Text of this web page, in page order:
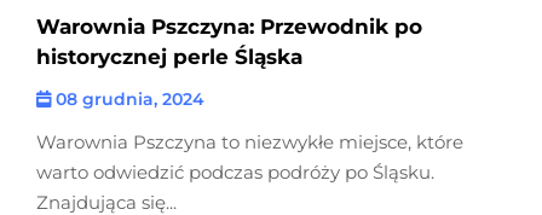
Warownia Pszczyna: Przewodnik po
historycznej perle Śląska
08 grudnia, 2024
Warownia Pszczyna to niezwykłe miejsce, które
warto odwiedzić podczas podróży po Śląsku.
Znajdująca się...